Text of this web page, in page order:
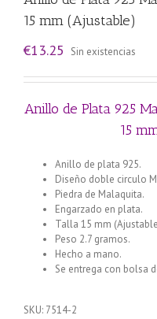
15 mm (Ajustable)
€13.25 Sin existencias
Anillo de Plata 925
15
Anillo de plata 925.
Diseño doble circulo
Piedra de Malaquita.
Engarzado en plata.
Talla 15 mm
Peso 2.7 gramos.
Hecho a mano.
Se entrega con bolsa
SKU: 7514-2